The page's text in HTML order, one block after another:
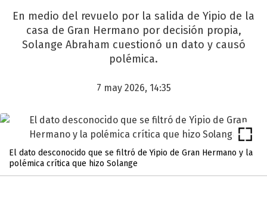
En medio del revuelo por la salida de Yipio de la
casa de Gran Hermano por decisión propia,
Solange Abraham cuestionó un dato y causó
polémica.
7 may 2026, 14:35
El dato desconocido que se filtró de Yipio de Gran Hermano y la
polémica crítica que hizo Solange